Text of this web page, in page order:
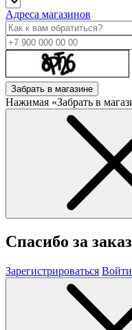
Адреса магазинов
Забрать в магазине
Нажимая «Забрать в
Спасибо за
Зарегистрироваться Войти